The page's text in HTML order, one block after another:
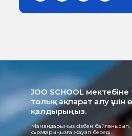
Мамандарымыз сізбен байланысып,
сұрақтарыңызға жауап береді.
JOO SCHOOL
толық ақпарат алу үшін
қалдырыңыз.